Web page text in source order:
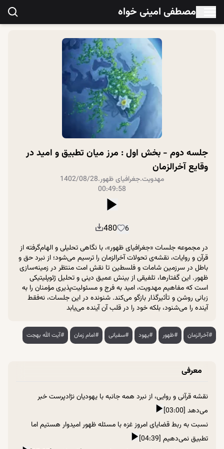
مصطفی امینی خواه
جلسه دوم - بخش اول : مرز میان تطبیق و امید در
وقایع آخرالزمان
مهدویت.جغرافیای ظهور.
1402/08/28
00:49:58
6
480
در مجموعه جلسات «جغرافیای ظهور»، با نگاهی تحلیلی و الهام‌گرفته از
قرآن و روایات، نقشه‌ی تحولات آخرالزمان را ترسیم می‌شود؛ از نبرد حق و
باطل در سرزمین شامات و فلسطین تا نقش امت منتظر در زمینه‌سازی
ظهور. این گفتارها، تلفیقی از بینش عمیق دینی و تحلیل ژئوپلیتیکی
است که مفاهیم مهدویت، امید به فرج و مسئولیت‌پذیری مؤمنان را به
زبانی روشن و تأثیرگذار بازگو می‌کند. شنونده در این جلسات، نه‌فقط
آینده را می‌شنود، بلکه خود را در قلب آن آینده می‌یابد
#آخرالزمان #ظهور #یهود #سفیانی #امام زمان #آیت الله بهجت
معرفی
نقشه قرآنی و روایی، از نبرد همه جانبه با یهودیان نژادپرست خبر
می‌دهد [03:00]
نسبت به ربط قضایای امروز غزه با مسئله ظهور امیدوار هستیم اما
تطبیق نمی‌دهیم [04:39]